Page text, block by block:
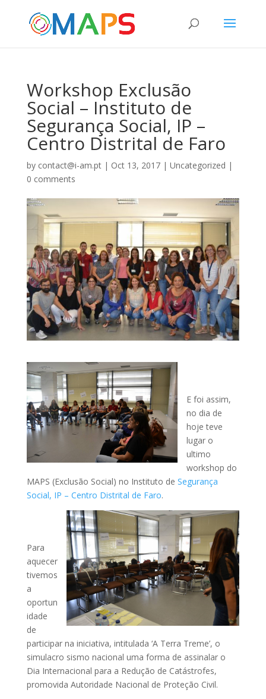
Workshop Exclusão
Social – Instituto de
Segurança Social, IP –
Centro Distrital de Faro
by contact@i-am.pt| Oct 13, 2017| Uncategorized |
0 comments
E foi assim,
no dia de
hoje teve
lugar o
ultimo
workshop do
MAPS (Exclusão Social) no Instituto de Segurança
Social, IP – Centro Distrital de Faro.
Para
aquecer
tivemos
a
oportun
idade
de
participar na iniciativa, intitulada ‘A Terra Treme’, o
simulacro sismo nacional uma forma de assinalar o
Dia Internacional para a Redução de Catástrofes,
promovida Autoridade Nacional de Proteção Civil.